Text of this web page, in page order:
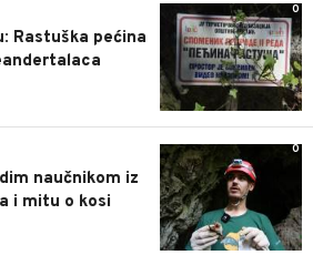
0
Rastuška pećina
0
naučnikom iz
i mitu o kosi